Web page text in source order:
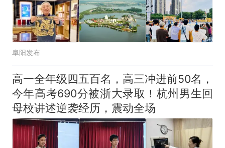
阜阳发布
高一全年级四五百名，高三冲进前50名，
今年高考690分被浙大录取！杭州男生回
母校讲述逆袭经历，震动全场